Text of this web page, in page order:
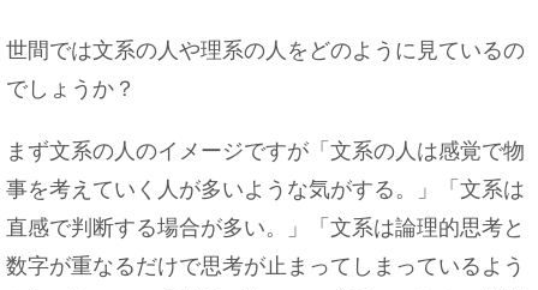
世間では文系の人や理系の人をどのように見ているの
でしょうか？
まず文系の人のイメージですが「文系の人は感覚で物
事を考えていく人が多いような気がする。」「文系は
直感で判断する場合が多い。」「文系は論理的思考と
数字が重なるだけで思考が止まってしまっているよう